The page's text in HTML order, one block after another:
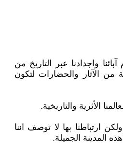
واجدادنا عبر التاريخ من
من الآثار والحضارات لتكون
الأثرية والتاريخية.
ارتباطنا بها لا توصف اننا
المدينة الجميلة.